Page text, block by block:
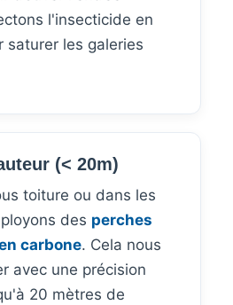
l'insecticide en
saturer les galeries
(< 20m)
toiture ou dans les
des perches
carbone. Cela nous
avec une précision
20 mètres de